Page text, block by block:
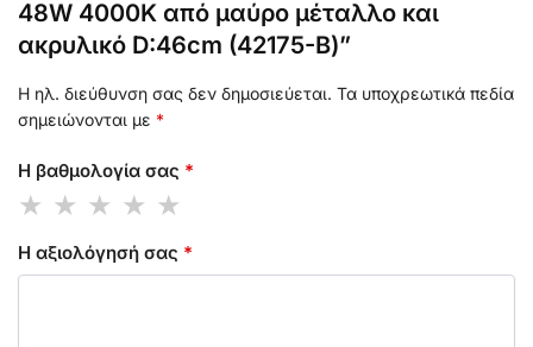
48W 4000K από μαύρο μέταλλο και
ακρυλικό D:46cm (42175-Β)”
Η ηλ. διεύθυνση σας δεν δημοσιεύεται. Τα υποχρεωτικά πεδία
σημειώνονται με *
Η βαθμολογία σας *
Η αξιολόγησή σας *